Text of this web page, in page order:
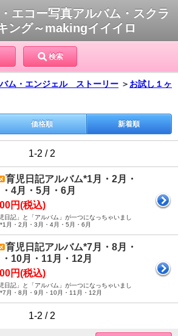
エコー写真アルバム・スクラ
ング～makingイイイロ
検索
ム・エンジェル ストーリー ＞ お試し１ヶ
価格順 新着順
1-2 / 2
育児日記アルバム*1月・2月・
4月・5月・6月
円(税込)
日記」と「アルバム」が一つになっちゃいまし
月・2月・3月・4月・5月・6月
育児日記アルバム*7月・8月・
10月・11月・12月
円(税込)
日記」と「アルバム」が一つになっちゃいまし
月・8月・9月・10月・11月・12月
1-2 / 2